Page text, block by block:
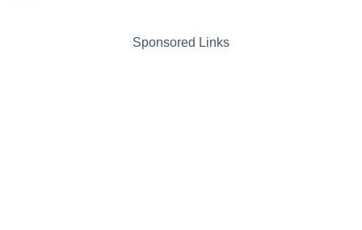
Sponsored Links